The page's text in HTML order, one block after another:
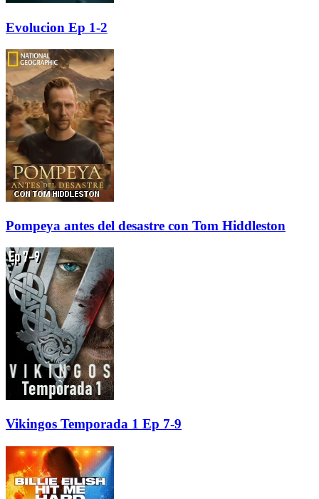
Evolucion Ep 1-2
Pompeya antes del desastre con Tom Hiddleston
Vikingos Temporada 1 Ep 7-9